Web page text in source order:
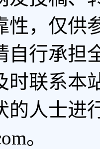
性，仅供
自行承担
时联系本
的人士进
。